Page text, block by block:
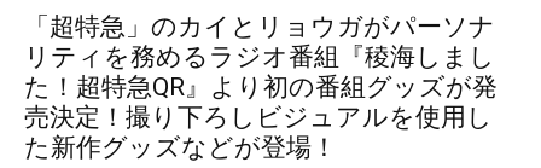
「超特急」のカイとリョウガがパーソナ
リティを務めるラジオ番組『稜海しまし
た！超特急QR』より初の番組グッズが発
売決定！撮り下ろしビジュアルを使用し
た新作グッズなどが登場！